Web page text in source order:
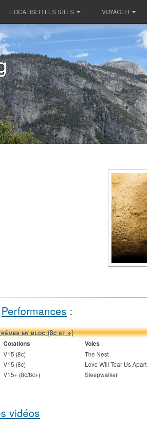
LOCALISER LES SITES VOYAGER
Performances :
en bloc (8c et +)
Cotations Voies
V15 (8c) The Nest
V15 (8c) Love Will Tear Us Apart
V15+ (8c/8c+) Sleepwalker
vidéos